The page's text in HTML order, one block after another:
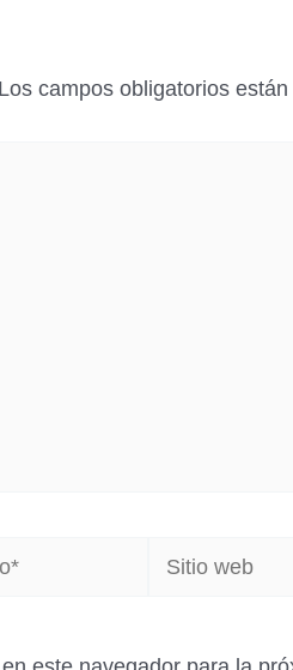
Los campos obligatorios
Sitio